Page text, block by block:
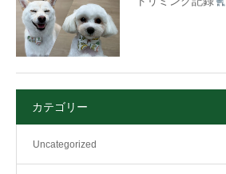
カテゴリー
Uncategorized